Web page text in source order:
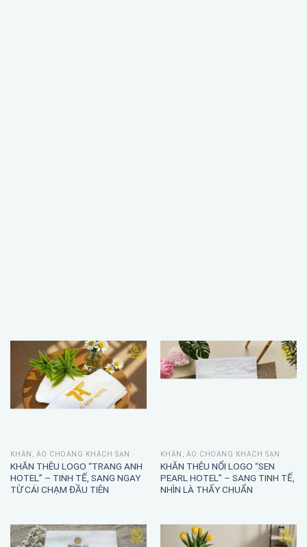
KHĂN, ÁO CHOÀNG KHÁCH SẠN
KHĂN THÊU LOGO “TRANG ANH
HOTEL” – TINH TẾ, SANG NGAY
TỪ CÁI CHẠM ĐẦU TIÊN
KHĂN, ÁO CHOÀNG KHÁCH SẠN
KHĂN THÊU NỔI LOGO “SEN
PEARL HOTEL” – SANG TINH TẾ,
NHÌN LÀ THẤY CHUẨN